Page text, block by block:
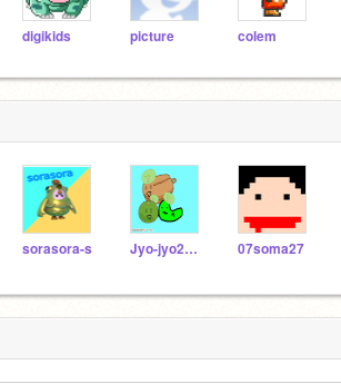
digikids picture colem
sorasora-s Jyo-jyo2337 07soma27